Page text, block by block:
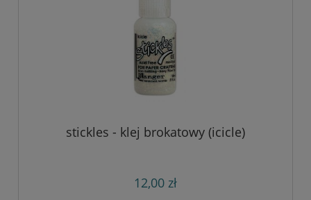
stickles - klej brokatowy (icicle)
12,00 zł